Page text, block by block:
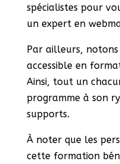
spécialistes pour
un expert en
Par ailleurs,
accessible en
Ainsi, tout un
programme à son
supports.
À noter que les
cette formation